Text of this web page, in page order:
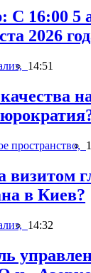
С 16:00 5
2026
14:51
пространство,
в Киев?
14:32